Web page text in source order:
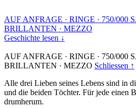
AUF ANFRAGE · RINGE · 750/000
BRILLANTEN · MEZZO
Geschichte lesen ↓
AUF ANFRAGE · RINGE · 750/000
BRILLANTEN · MEZZO Schliessen ↑
Alle drei Lieben seines Lebens sind in
und die beiden Töchter. Für jede einen
drumherum.